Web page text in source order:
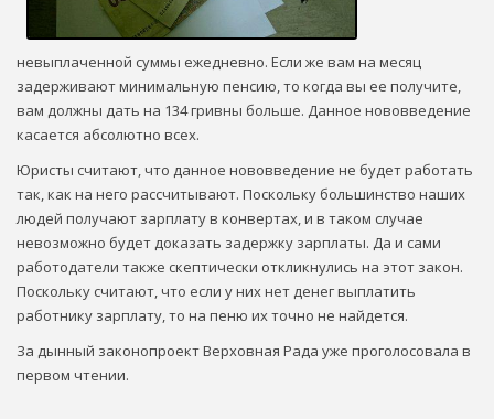
невыплаченной суммы ежедневно. Если же вам на месяц
задерживают минимальную пенсию, то когда вы ее получите,
вам должны дать на 134 гривны больше. Данное нововведение
касается абсолютно всех.
Юристы считают, что данное нововведение не будет работать
так, как на него рассчитывают. Поскольку большинство наших
людей получают зарплату в конвертах, и в таком случае
невозможно будет доказать задержку зарплаты. Да и сами
работодатели также скептически откликнулись на этот закон.
Поскольку считают, что если у них нет денег выплатить
работнику зарплату, то на пеню их точно не найдется.
За дынный законопроект Верховная Рада уже проголосовала в
первом чтении.